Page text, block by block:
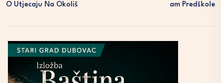
O Utjecaju Na Okoliš
Am Predškole